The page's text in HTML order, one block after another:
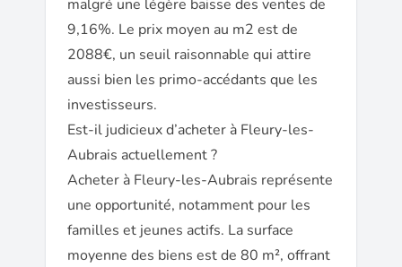
malgré une légère baisse des ventes de
9,16%. Le prix moyen au m2 est de
2088€, un seuil raisonnable qui attire
aussi bien les primo-accédants que les
investisseurs.
Est-il judicieux d’acheter à Fleury-les-
Aubrais actuellement ?
Acheter à Fleury-les-Aubrais représente
une opportunité, notamment pour les
familles et jeunes actifs. La surface
moyenne des biens est de 80 m², offrant